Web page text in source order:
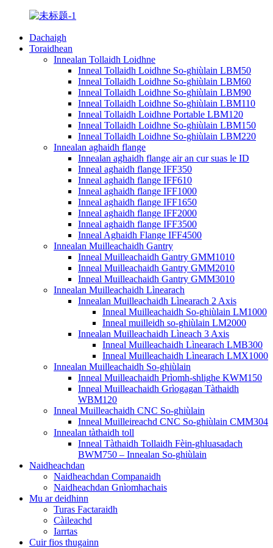
Dachaigh
Toraidhean
Innealan Tollaidh Loidhne
Inneal Tollaidh Loidhne So-ghiùlain LBM50
Inneal Tollaidh Loidhne So-ghiùlain LBM60
Inneal Tollaidh Loidhne So-ghiùlain LBM90
Inneal Tollaidh Loidhne So-ghiùlain LBM110
Inneal Tollaidh Loidhne Portable LBM120
Inneal Tollaidh Loidhne So-ghiùlain LBM150
Inneal Tollaidh Loidhne So-ghiùlain LBM220
Innealan aghaidh flange
Innealan aghaidh flange air an cur suas le ID
Inneal aghaidh flange IFF350
Inneal aghaidh flange IFF610
Inneal aghaidh flange IFF1000
Inneal aghaidh flange IFF1650
Inneal aghaidh flange IFF2000
Inneal aghaidh flange IFF3500
Inneal Aghaidh Flange IFF4500
Innealan Muilleachaidh Gantry
Inneal Muilleachaidh Gantry GMM1010
Inneal Muilleachaidh Gantry GMM2010
Inneal Muilleachaidh Gantry GMM3010
Innealan Muilleachaidh Lìnearach
Innealan Muilleachaidh Lìnearach 2 Axis
Inneal Muilleachaidh So-ghiùlain LM1000
Inneal muilleidh so-ghiùlain LM2000
Innealan Muilleachaidh Lìneach 3 Axis
Inneal Muilleachaidh Lìnearach LMB300
Inneal Muilleachaidh Lìnearach LMX1000
Innealan Muilleachaidh So-ghiùlain
Inneal Muilleachaidh Prìomh-shlighe KWM150
Inneal Muilleachaidh Grìogagan Tàthaidh
WBM120
Inneal Muilleachaidh CNC So-ghiùlain
Inneal Muilleireachd CNC So-ghiùlain CMM304
Innealan tàthaidh toll
Inneal Tàthaidh Tollaidh Fèin-ghluasadach
BWM750 – Innealan So-ghiùlain
Naidheachdan
Naidheachdan Companaidh
Naidheachdan Gnìomhachais
Mu ar deidhinn
Turas Factaraidh
Càileachd
Iarrtas
Cuir fios thugainn